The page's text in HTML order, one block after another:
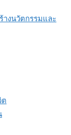
างนวัตกรรมและ
ต